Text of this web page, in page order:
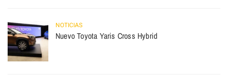
NOTICIAS
Nuevo Toyota Yaris Cross Hybrid